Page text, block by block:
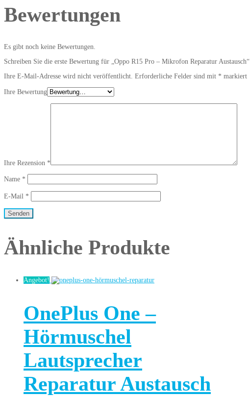
Bewertungen
Es gibt noch keine Bewertungen.
Schreiben Sie die erste Bewertung für „Oppo R15 Pro – Mikrofon Reparatur Austausch“
Ihre E-Mail-Adresse wird nicht veröffentlicht. Erforderliche Felder sind mit * markiert
Ihre Bewertung
Ihre Rezension *
Name *
E-Mail *
Ähnliche Produkte
Angebot!
OnePlus One –
Hörmuschel
Lautsprecher
Reparatur Austausch